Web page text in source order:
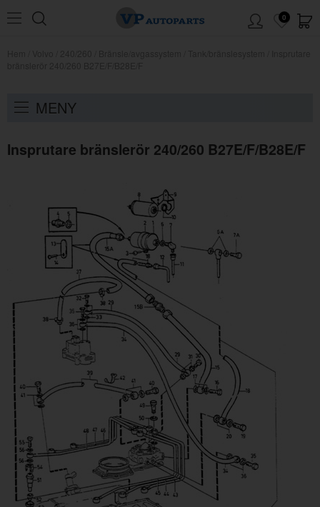
0
MENY
Insprutare bränslerör 240/260 B27E/F/B28E/F